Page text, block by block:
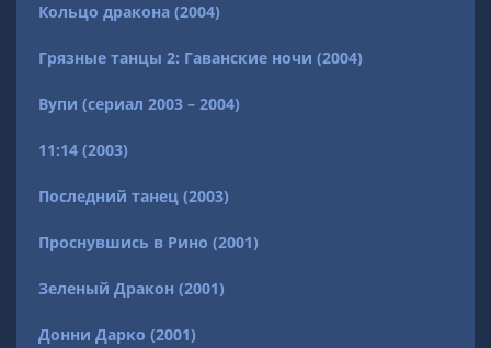
Кольцо дракона (2004)
Грязные танцы 2: Гаванские ночи (2004)
Вупи (сериал 2003 – 2004)
11:14 (2003)
Последний танец (2003)
Проснувшись в Рино (2001)
Зеленый Дракон (2001)
Донни Дарко (2001)